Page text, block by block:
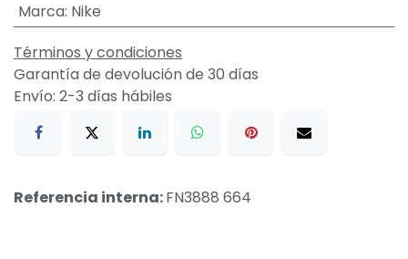
Marca: Nike
Términos y condiciones
Garantía de devolución de 30 días
Envío: 2-3 días hábiles
Referencia interna:FN3888 664